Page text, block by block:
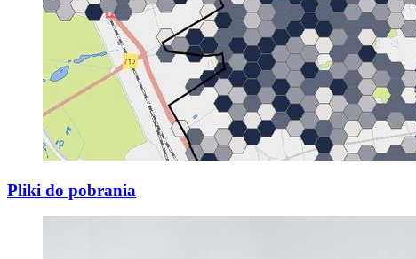
Pliki do pobrania